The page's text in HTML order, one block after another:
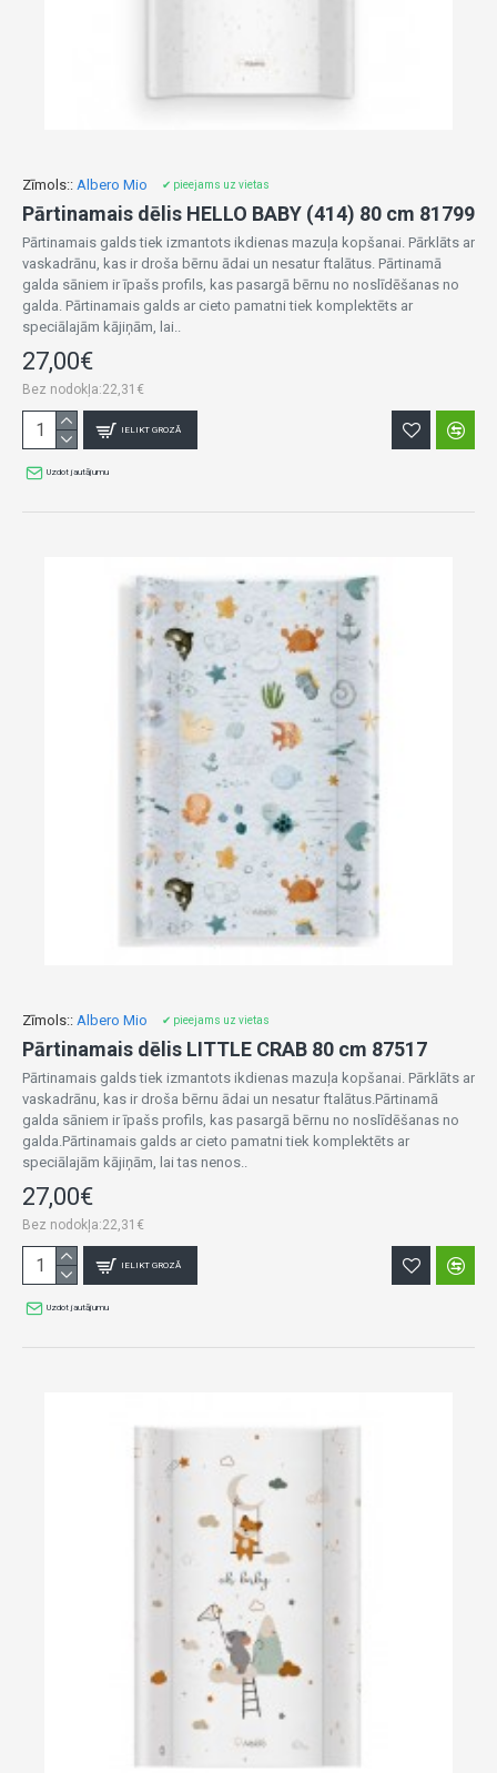
Zīmols:: Albero Mio ✔ pieejams uz vietas
Pārtinamais dēlis HELLO BABY (414) 80 cm 81799
Pārtinamais galds tiek izmantots ikdienas mazuļa kopšanai. Pārklāts ar
vaskadrānu, kas ir droša bērnu ādai un nesatur ftalātus. Pārtinamā
galda sāniem ir īpašs profils, kas pasargā bērnu no noslīdēšanas no
galda. Pārtinamais galds ar cieto pamatni tiek komplektēts ar
speciālajām kājiņām, lai..
27,00€
Bez nodokļa:22,31€
IELIKT GROZĀ
Uzdot jautājumu
Zīmols:: Albero Mio ✔ pieejams uz vietas
Pārtinamais dēlis LITTLE CRAB 80 cm 87517
Pārtinamais galds tiek izmantots ikdienas mazuļa kopšanai. Pārklāts ar
vaskadrānu, kas ir droša bērnu ādai un nesatur ftalātus.Pārtinamā
galda sāniem ir īpašs profils, kas pasargā bērnu no noslīdēšanas no
galda.Pārtinamais galds ar cieto pamatni tiek komplektēts ar
speciālajām kājiņām, lai tas nenos..
27,00€
Bez nodokļa:22,31€
IELIKT GROZĀ
Uzdot jautājumu